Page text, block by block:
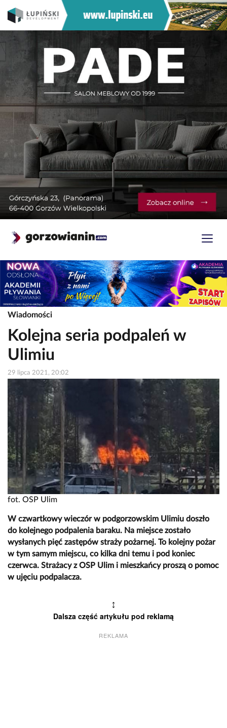
Wiadomości
Kolejna seria podpaleń w
Ulimiu
29 lipca 2021, 20:02
fot. OSP Ulim
W czwartkowy wieczór w podgorzowskim Ulimiu doszło
do kolejnego podpalenia baraku. Na miejsce zostało
wysłanych pięć zastępów straży pożarnej. To kolejny pożar
w tym samym miejscu, co kilka dni temu i pod koniec
czerwca. Strażacy z OSP Ulim i mieszkańcy proszą o pomoc
w ujęciu podpalacza.
↕
Dalsza część artykułu pod reklamą
REKLAMA